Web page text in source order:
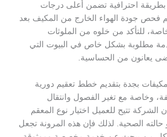
احترافية تضمن أعلى درجات
فحص جودة الهواء الخارج من المكيف بعد
للتأكد من خلوه من الملوثات
مطلوبة بشكل خاص في البيوت التي
يعانون من الحساسية.
بجدة بتقديم خطط تعقيم دورية
وخاصة مع تغير الفصول وانتقال
الشركة تتيح للعميل اختيار نوع المعقم
الصحية. لذلك فإن هذه المرونة تجعل